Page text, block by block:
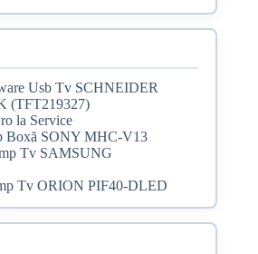
Usb Tv SCHNEIDER
(TFT219327)
la Service
Boxă SONY MHC-V13
Tv SAMSUNG
Tv ORION PIF40-DLED